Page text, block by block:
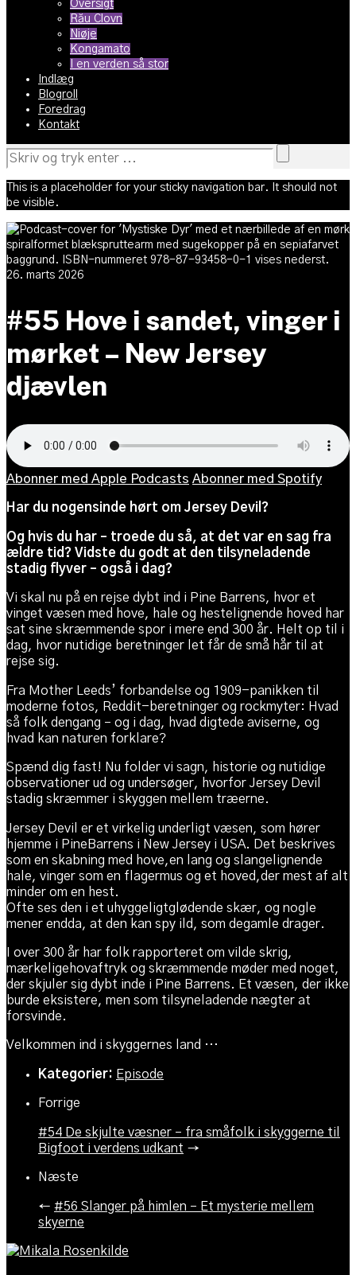
Oversigt
Rău Clovn
Niøje
Kongamato
I en verden så stor
Indlæg
Blogroll
Foredrag
Kontakt
This is a placeholder for your sticky navigation bar. It should not
be visible.
26. marts 2026
#55 Hove i sandet, vinger i
mørket – New Jersey
djævlen
Abonner med Apple Podcasts Abonner med Spotify
Har du nogensinde hørt om Jersey Devil?
Og hvis du har – troede du så, at det var en sag fra
ældre tid? Vidste du godt at den tilsyneladende
stadig flyver – også i dag?
Vi skal nu på en rejse dybt ind i Pine Barrens, hvor et
vinget væsen med hove, hale og hestelignende hoved har
sat sine skræmmende spor i mere end 300 år. Helt op til i
dag, hvor nutidige beretninger let får de små hår til at
rejse sig.
Fra Mother Leeds’ forbandelse og 1909-panikken til
moderne fotos, Reddit-beretninger og rockmyter: Hvad
så folk dengang – og i dag, hvad digtede aviserne, og
hvad kan naturen forklare?
Spænd dig fast! Nu folder vi sagn, historie og nutidige
observationer ud og undersøger, hvorfor Jersey Devil
stadig skræmmer i skyggen mellem træerne.
Jersey Devil er et virkelig underligt væsen, som hører
hjemme i PineBarrens i New Jersey i USA. Det beskrives
som en skabning med hove,en lang og slangelignende
hale, vinger som en flagermus og et hoved,der mest af alt
minder om en hest.
Ofte ses den i et uhyggeligtglødende skær, og nogle
mener endda, at den kan spy ild, som degamle drager.
I over 300 år har folk rapporteret om vilde skrig,
mærkeligehovaftryk og skræmmende møder med noget,
der skjuler sig dybt inde i Pine Barrens. Et væsen, der ikke
burde eksistere, men som tilsyneladende nægter at
forsvinde.
Velkommen ind i skyggernes land …
Kategorier: Episode
Forrige
#54 De skjulte væsner – fra småfolk i skyggerne til
Bigfoot i verdens udkant →
Næste
← #56 Slanger på himlen – Et mysterie mellem
skyerne